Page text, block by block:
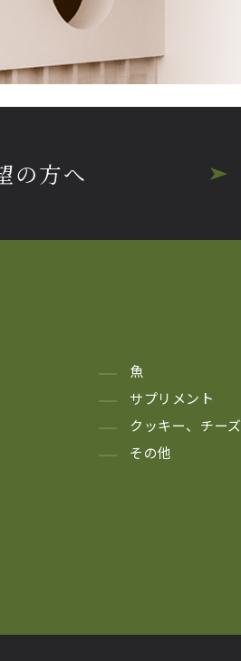
の方へ
魚
サプリメント
クッキー、チーズ
その他